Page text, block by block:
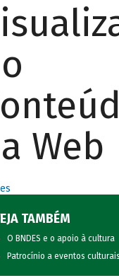
Web
TAMBÉM
O BNDES e o apoio à cultura
Patrocínio a eventos culturais